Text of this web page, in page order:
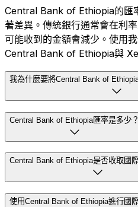
Central Bank of Ethiopia的匯
著差異。傳統銀行通常會在利
可能收到的金額會減少。使用
Central Bank of Ethiopia與 Xe
我為什麼要將Central Bank of
Central Bank of Ethiopia匯率是多少？
Central Bank of Ethiopia是否收取國
使用Central Bank of Ethiopia進行國